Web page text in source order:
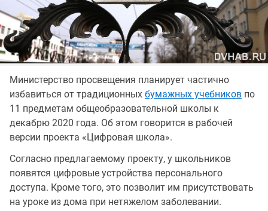
Министерство просвещения планирует частично
избавиться от традиционных бумажных учебников по
11 предметам общеобразовательной школы к
декабрю 2020 года. Об этом говорится в рабочей
версии проекта «Цифровая школа».
Согласно предлагаемому проекту, у школьников
появятся цифровые устройства персонального
доступа. Кроме того, это позволит им присутствовать
на уроке из дома при нетяжелом заболевании.